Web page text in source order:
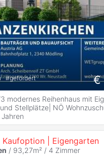
#gefördert €
modernes Reihenhaus mit
Stellplätze| NÖ
Jahren
| Eigengarten
/ 93,27m² / 4 Zimmer